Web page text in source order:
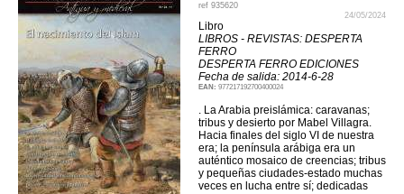
ref 935620
24/05/2024
Libro
LIBROS - REVISTAS: DESPERTA
FERRO
DESPERTA FERRO EDICIONES
Fecha de salida: 2014-6-28
EAN: 977217192700400024
. La Arabia preislámica: caravanas;
tribus y desierto por Mabel Villagra.
Hacia finales del siglo VI de nuestra
era; la península arábiga era un
auténtico mosaico de creencias; tribus
y pequeñas ciudades-estado muchas
veces en lucha entre sí; dedicadas